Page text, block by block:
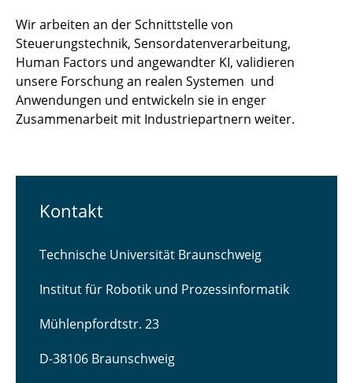
Wir arbeiten an der Schnittstelle von
Steuerungstechnik, Sensordatenverarbeitung,
Human Factors und angewandter KI, validieren
unsere Forschung an realen Systemen und
Anwendungen und entwickeln sie in enger
Zusammenarbeit mit Industriepartnern weiter.
Kontakt
Technische Universität Braunschweig
Institut für Robotik und Prozessinformatik
Mühlenpfordtstr. 23
D-38106 Braunschweig